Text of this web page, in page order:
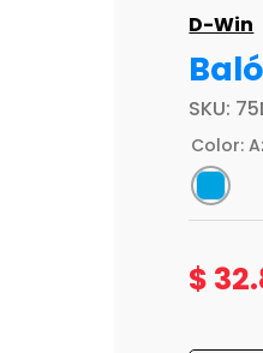
D-Win
SKU:
Color:
$ 32.